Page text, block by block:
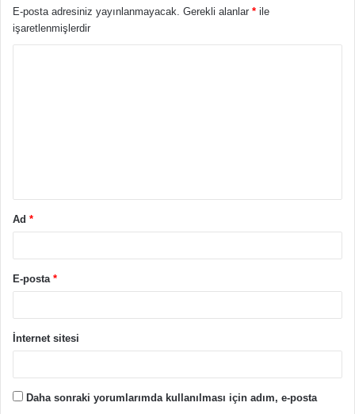
E-posta adresiniz yayınlanmayacak. Gerekli alanlar * ile
işaretlenmişlerdir
Ad *
E-posta *
İnternet sitesi
Daha sonraki yorumlarımda kullanılması için adım, e-posta